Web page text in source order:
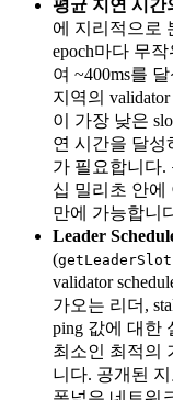
평균 지연 시간
에 지리적으로
epoch마다 무
여 ~400ms를
지역의
이 가장 낮은
연 시간을 달성
가 필요합니다.
십 밀리초 안에
만에 가능합니
Leader
(
validator
가오는 리더,
ping 값에 대한
최소인 최적의
니다. 공개된